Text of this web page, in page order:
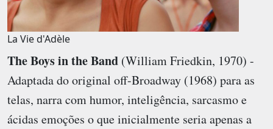
La Vie d'Adèle
The Boys in the Band (William Friedkin, 1970) -
Adaptada do original off-Broadway (1968) para as
telas, narra com humor, inteligência, sarcasmo e
ácidas emoções o que inicialmente seria apenas a